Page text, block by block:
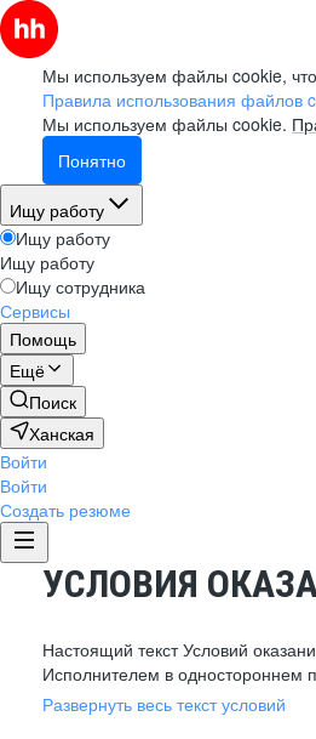
Мы используем файлы cookie,
Правила использования файлов
Мы используем файлы cookie.
Понятно
Ищу работу
Ищу работу
Ищу работу
Ищу сотрудника
Сервисы
Помощь
Ещё
Поиск
Ханская
Войти
Войти
Создать резюме
УСЛОВИЯ
Настоящий текст Условий
Исполнителем в одностороннем
Развернуть весь текст условий